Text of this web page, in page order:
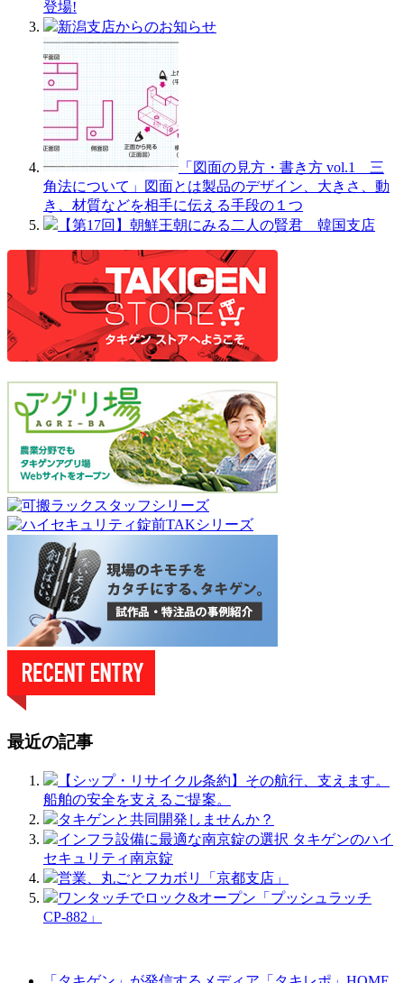
登場!
新潟支店からのお知らせ
「図面の見方・書き方 vol.1 三
角法について」図面とは製品のデザイン、大きさ、動
き、材質などを相手に伝える手段の１つ
【第17回】朝鮮王朝にみる二人の賢君 韓国支店
最近の記事
【シップ・リサイクル条約】その航行、支えます。
船舶の安全を支えるご提案。
タキゲンと共同開発しませんか？
インフラ設備に最適な南京錠の選択 タキゲンのハイ
セキュリティ南京錠
営業、丸ごとフカボリ「京都支店」
ワンタッチでロック&オープン「プッシュラッチ
CP-882」